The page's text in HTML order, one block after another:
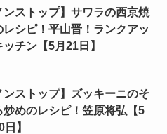
ンストップ】サワラの西京焼
レシピ！平山晋！ランクアッ
ッチン【5月21日】
ンストップ】ズッキーニのそ
炒めのレシピ！笠原将弘【5
日】